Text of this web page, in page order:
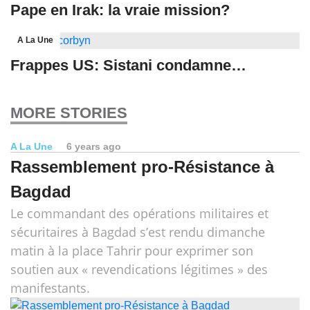
Pape en Irak: la vraie mission?
A La Une
Frappes US: Sistani condamne…
MORE STORIES
A La Une 6 years ago
Rassemblement pro-Résistance à
Bagdad
Le commandant des opérations militaires et
sécuritaires à Bagdad s’est rendu dimanche
matin à la place Tahrir pour exprimer son
soutien aux « revendications légitimes » des
manifestants.